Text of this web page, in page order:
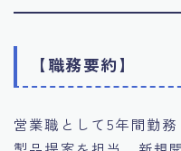
【職務要約】
営業職として5年間勤